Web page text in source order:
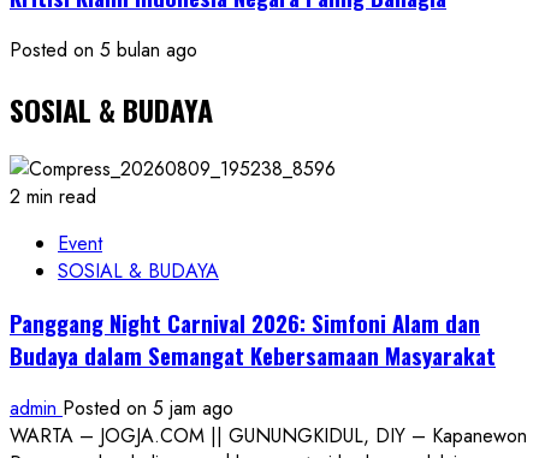
Posted on 5 bulan ago
SOSIAL & BUDAYA
2 min read
Event
SOSIAL & BUDAYA
Panggang Night Carnival 2026: Simfoni Alam dan
Budaya dalam Semangat Kebersamaan Masyarakat
admin Posted on 5 jam ago
WARTA – JOGJA.COM || GUNUNGKIDUL, DIY – Kapanewon